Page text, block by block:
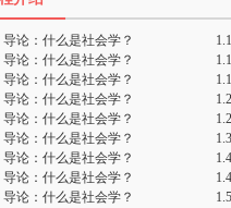
论：什么是社会学？
论：什么是社会学？
论：什么是社会学？
论：什么是社会学？
论：什么是社会学？
论：什么是社会学？
论：什么是社会学？
论：什么是社会学？
论：什么是社会学？